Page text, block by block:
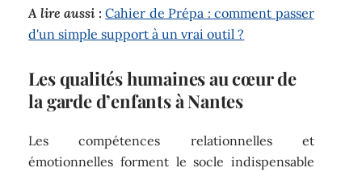
A lire aussi : Cahier de Prépa : comment passer
d'un simple support à un vrai outil ?
Les qualités humaines au cœur de
la garde d’enfants à Nantes
Les compétences relationnelles et
émotionnelles forment le socle indispensable